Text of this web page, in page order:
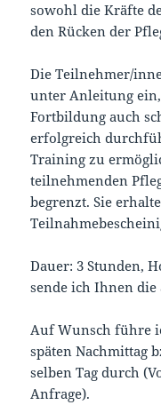
sowohl die Kräfte
den Rücken der
Die Teilnehmer/
unter Anleitung ein,
Fortbildung auch
erfolgreich
Training zu
teilnehmenden
begrenzt. Sie
Dauer: 3 Stunden,
sende ich Ihnen
Auf Wunsch führe
späten Nachmittag
selben Tag durch
Anfrage).